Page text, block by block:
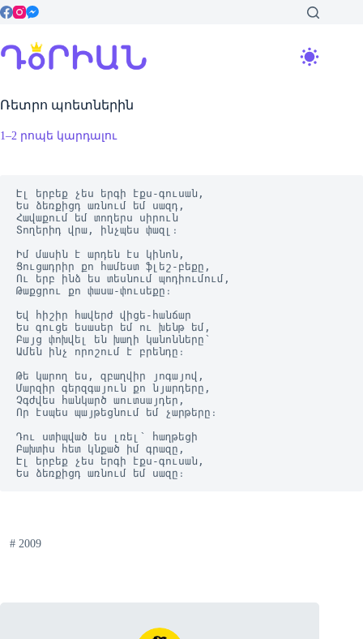
Skip
to
Ռետրո պոետներին
1–2 րոպե կարդալու
Էլ երբեք չես երգի էքս-գուսան,
Ես ձեռքիցդ առնում եմ սազդ,
Հավաքում եմ տողերս սիրուն
Տողերիդ վրա, ինչպես փազլ։
Իմ մասին է արդեն էս կինոն,
Ցուցադրիր քո համեստ ֆլեշ-բեքը,
Ու երբ ինձ ես տեսնում պոդիումում,
Թաքցրու քո փասա-փուսեքը։
Եվ հիշիր հավերժ վիցե-հանճար
Ես գուցե եսասեր եմ ու խենթ եմ,
Բայց փոխվել են խաղի կանոնները՝
Ամեն ինչ որոշում է բրենդը։
Թե կարող ես, զբաղվիր յոգայով,
Մարզիր գերզգայուն քո նյարդերը,
Չգժվես հանկարծ աուտսայդեր,
Որ էսպես պայթեցնում եմ չարթերը։
Դու ստիպված ես լռել՝ հաղթեցի
Բախտիս հետ կնքած իմ գրազը,
Էլ երբեք չես երգի էքս-գուսան,
Ես ձեռքիցդ առնում եմ սազը։
#2009